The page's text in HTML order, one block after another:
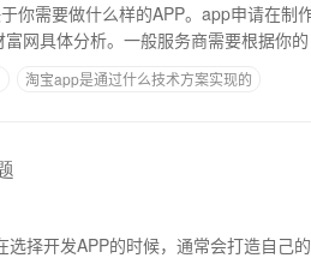
你需要做什么样的APP。app申请在制
网具体分析。一般服务商需要根据你的
淘宝app是通过什么技术方案实现的
择开发APP的时候，通常会打造自己